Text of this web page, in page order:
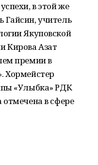
в этой же
учитель
Якуповской
Кирова Азат
премии в
Хормейстер
«Улыбка» РДК
отмечена в сфере